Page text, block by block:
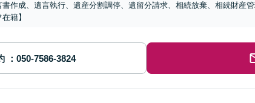
書作成、遺言執行、遺産分割調停、遺留分請求、相続放棄、相続財産
籍】